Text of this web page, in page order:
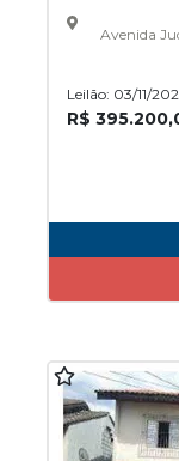
Avenida
Leilão: 03/11/
R$